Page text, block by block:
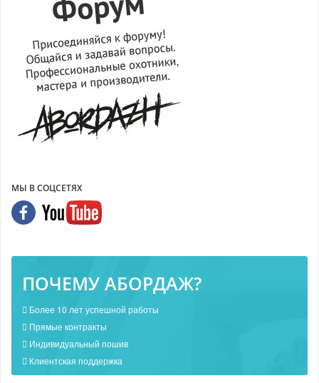
МЫ В СОЦСЕТЯХ
ПОЧЕМУ АБОРДАЖ?
Более 10 лет успешной работы
Прямые контракты
Индивидуальный пошив
Клиентская поддержка